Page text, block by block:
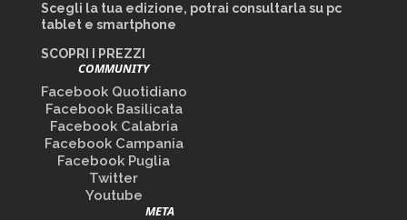
Scegli la tua edizione, potrai consultarla su pc
tablet e smartphone
SCOPRI I PREZZI
COMMUNITY
Facebook Quotidiano
Facebook Basilicata
Facebook Calabria
Facebook Campania
Facebook Puglia
Twitter
Youtube
META